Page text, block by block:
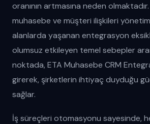
oranının artmasına neden
muhasebe ve müşteri ilişkileri
alanlarda yaşanan entegrasyon
olumsuz etkileyen temel sebepler
noktada, ETA Muhasebe CRM
girerek, şirketlerin ihtiyaç duyduğu
sağlar.
İş süreçleri otomasyonu sayesinde,